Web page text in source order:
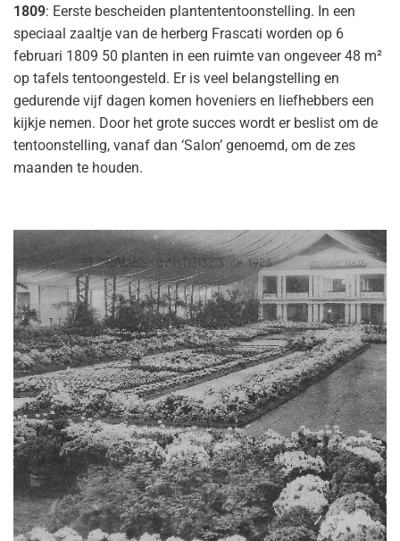
1809: Eerste bescheiden plantententoonstelling. In een
speciaal zaaltje van de herberg Frascati worden op 6
februari 1809 50 planten in een ruimte van ongeveer 48 m²
op tafels tentoongesteld. Er is veel belangstelling en
gedurende vijf dagen komen hoveniers en liefhebbers een
kijkje nemen. Door het grote succes wordt er beslist om de
tentoonstelling, vanaf dan ‘Salon’ genoemd, om de zes
maanden te houden.